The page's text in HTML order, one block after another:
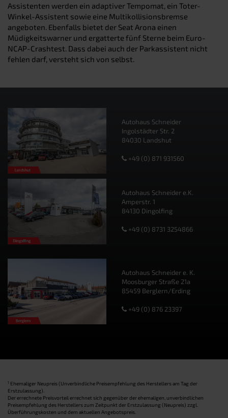
Assistenten werden ein adaptiver Tempomat, ein Toter-
Winkel-Assistent sowie eine Multikollisionsbremse
angeboten. Ebenfalls bietet der Seat Arona einen
Müdigkeitswarner und ergatterte fünf Sterne beim Euro-
NCAP-Crashtest. Dass dabei auch der Parkassistent nicht
fehlen darf, versteht sich von selbst.
Autohaus Schneider
Ingolstädter Str. 2
84030 Landshut
+49 (0) 871 931560
Autohaus Schneider e.K.
Amperstr. 1
84130 Dingolfing
+49 (0) 8731 3254866
Autohaus Schneider e. K.
Moosburger Straße 21a
85459 Berglern/Erding
+49 (0) 876 23397
1 Ehemaliger Neupreis (Unverbindliche Preisempfehlung des Herstellers am Tag der
Erstzulassung).
Der errechnete Preisvorteil errechnet sich gegenüber der ehemaligen, unverbindlichen
Preisempfehlung des Herstellers zum Zeitpunkt der Erstzulassung (Neupreis) zzgl.
Überführungskosten und dem aktuellen Angebotspreis.